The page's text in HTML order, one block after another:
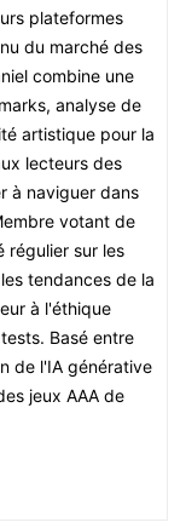
plateformes
du marché des
combine une
analyse de
artistique pour la
lecteurs des
à naviguer dans
votant de
régulier sur les
tendances de la
à l'éthique
Basé entre
de l'IA générative
jeux AAA de